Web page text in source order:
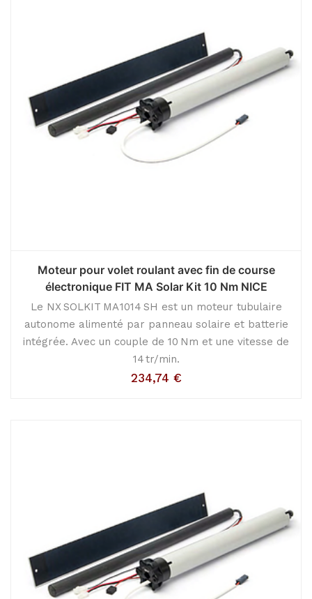
Moteur pour volet roulant avec fin de course
électronique FIT MA Solar Kit 10 Nm NICE
Le NX SOLKIT MA 1014 SH est un moteur tubulaire
autonome alimenté par panneau solaire et batterie
intégrée. Avec un couple de 10 Nm et une vitesse de
14 tr/min.
234,74 €